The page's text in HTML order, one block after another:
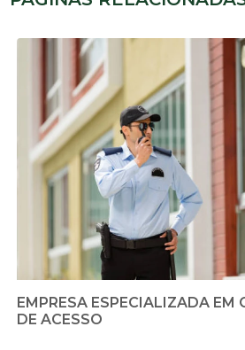
EMPRESA ESPECIALIZADA EM
DE ACESSO